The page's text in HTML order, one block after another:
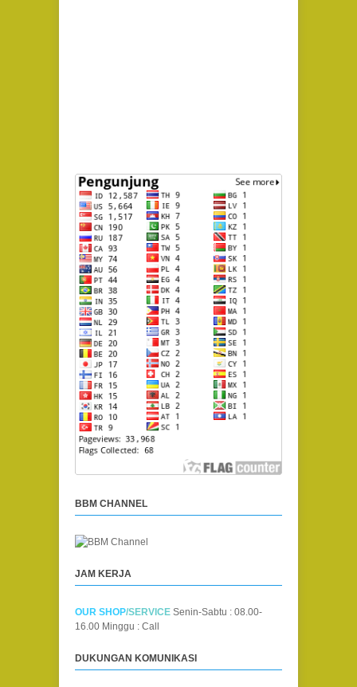
BBM CHANNEL
JAM KERJA
OUR SHOP/SERVICE Senin-Sabtu : 08.00-
16.00 Minggu : Call
DUKUNGAN KOMUNIKASI